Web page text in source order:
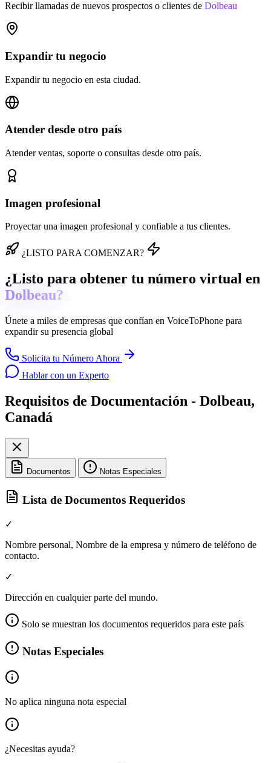
Recibir llamadas de nuevos prospectos o clientes de Dolbeau
Expandir tu negocio
Expandir tu negocio en esta ciudad.
Atender desde otro país
Atender ventas, soporte o consultas desde otro país.
Imagen profesional
Proyectar una imagen profesional y confiable a tus clientes.
¿LISTO PARA COMENZAR?
¿Listo para obtener tu número virtual en
Dolbeau?
Únete a miles de empresas que confían en VoiceToPhone para
expandir su presencia global
Solicita tu Número Ahora
Hablar con un Experto
Requisitos de Documentación - Dolbeau,
Canadá
Documentos Notas Especiales
Lista de Documentos Requeridos
✓
Nombre personal, Nombre de la empresa y número de teléfono de
contacto.
✓
Dirección en cualquier parte del mundo.
Solo se muestran los documentos requeridos para este país
Notas Especiales
No aplica ninguna nota especial
¿Necesitas ayuda?